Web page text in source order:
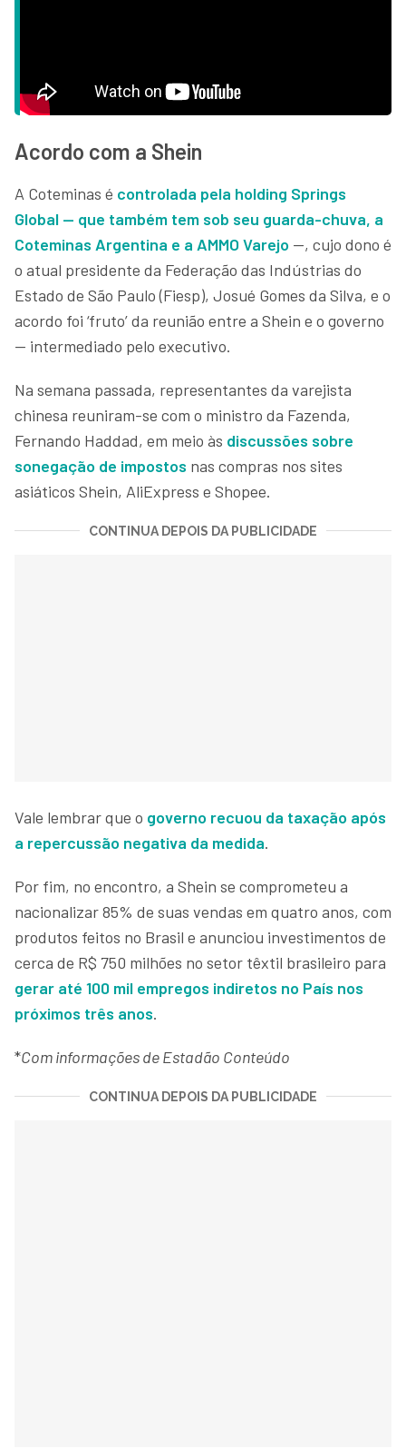
Acordo com a Shein
A Coteminas é controlada pela holding Springs
Global — que também tem sob seu guarda-chuva, a
Coteminas Argentina e a AMMO Varejo —, cujo dono é
o atual presidente da Federação das Indústrias do
Estado de São Paulo (Fiesp), Josué Gomes da Silva, e o
acordo foi ‘fruto’ da reunião entre a Shein e o governo
— intermediado pelo executivo.
Na semana passada, representantes da varejista
chinesa reuniram-se com o ministro da Fazenda,
Fernando Haddad, em meio às discussões sobre
sonegação de impostos nas compras nos sites
asiáticos Shein, AliExpress e Shopee.
CONTINUA DEPOIS DA PUBLICIDADE
Vale lembrar que o governo recuou da taxação após
a repercussão negativa da medida.
Por fim, no encontro, a Shein se comprometeu a
nacionalizar 85% de suas vendas em quatro anos, com
produtos feitos no Brasil e anunciou investimentos de
cerca de R$ 750 milhões no setor têxtil brasileiro para
gerar até 100 mil empregos indiretos no País nos
próximos três anos.
*Com informações de Estadão Conteúdo
CONTINUA DEPOIS DA PUBLICIDADE